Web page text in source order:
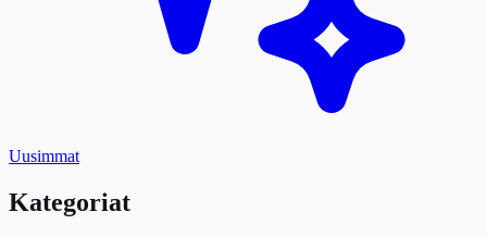
Uusimmat
Kategoriat